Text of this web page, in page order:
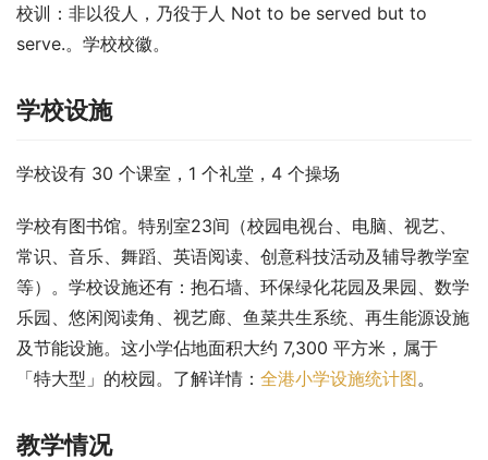
校训：非以役人，乃役于人 Not to be served but to
serve.。学校校徽。
学校设施
学校设有 30 个课室，1 个礼堂，4 个操场
学校有图书馆。特别室23间（校园电视台、电脑、视艺、
常识、音乐、舞蹈、英语阅读、创意科技活动及辅导教学室
等）。学校设施还有：抱石墙、环保绿化花园及果园、数学
乐园、悠闲阅读角、视艺廊、鱼菜共生系统、再生能源设施
及节能设施。这小学佔地面积大约 7,300 平方米，属于
「特大型」的校园。了解详情： 全港小学设施统计图。
教学情况